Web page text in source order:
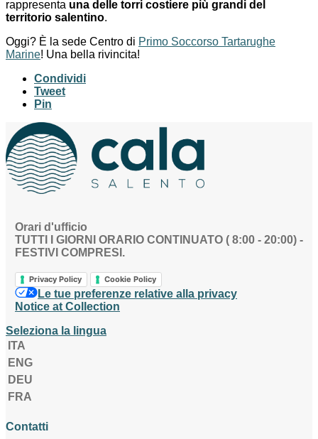
rappresenta una delle torri costiere più grandi del
territorio salentino.
Oggi? È la sede Centro di Primo Soccorso Tartarughe
Marine! Una bella rivincita!
Condividi
Tweet
Pin
Orari d'ufficio
TUTTI I GIORNI ORARIO CONTINUATO ( 8:00 - 20:00) -
FESTIVI COMPRESI.
Privacy Policy Cookie Policy
Le tue preferenze relative alla privacy
Notice at Collection
Seleziona la lingua
ITA
ENG
DEU
FRA
Contatti